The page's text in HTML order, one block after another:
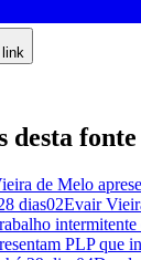
desta fonte
de Melo
dias02Evair
PLP que